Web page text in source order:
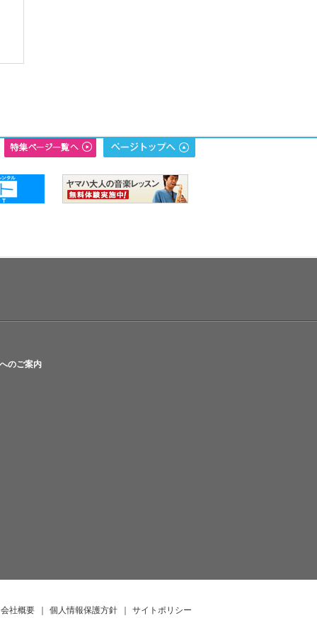
のご案内
会社概要 ｜ 個人情報保護方針 ｜ サイトポリシー